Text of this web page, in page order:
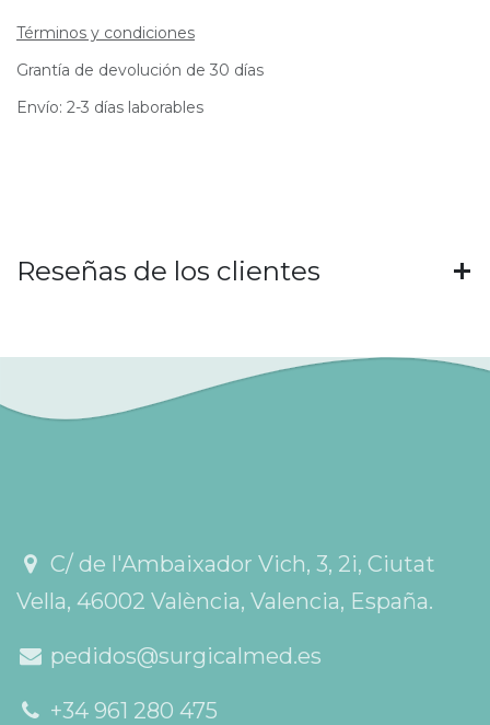
Términos y condiciones
Grantía de devolución de 30 días
Envío: 2-3 días laborables
Reseñas de los clientes
C/ de l'Ambaixador Vich, 3, 2i, Ciutat
Vella, 46002 València, Valencia, España.
pedidos@surgicalmed.es
+34 961 280 475